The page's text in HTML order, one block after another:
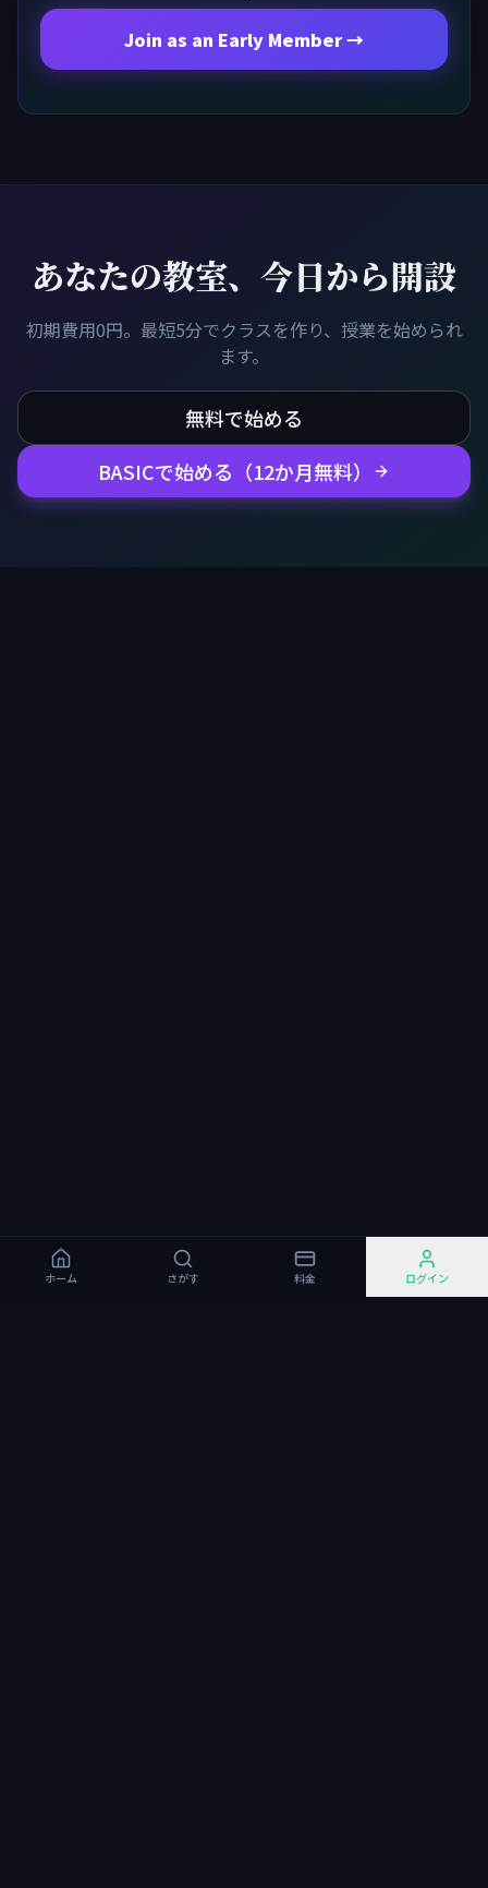
Join as an Early Member →
あなたの教室、今日から開設
初期費用0円。最短5分でクラスを作り、授業を始められ
ます。
無料で始める
BASICで始める（12か月無料）
ホーム さがす 料金 ログイン